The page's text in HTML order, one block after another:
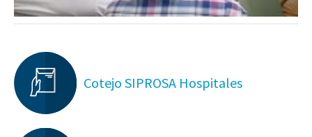
Cotejo SIPROSA Hospitales